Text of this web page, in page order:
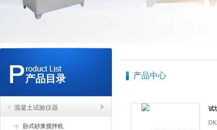
产品目录
混凝土试验仪器
卧式砂浆搅拌机
产品中心
试